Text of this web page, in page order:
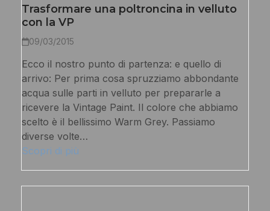
Trasformare una poltroncina in velluto
con la VP
09/03/2015
Ecco il nostro punto di partenza: e quello di
arrivo: Per prima cosa spruzziamo abbondante
acqua sulle parti in velluto per prepararle a
ricevere la Vintage Paint. Il colore che abbiamo
scelto è il bellissimo Warm Grey. Passiamo
diverse volte…
Scopri di più